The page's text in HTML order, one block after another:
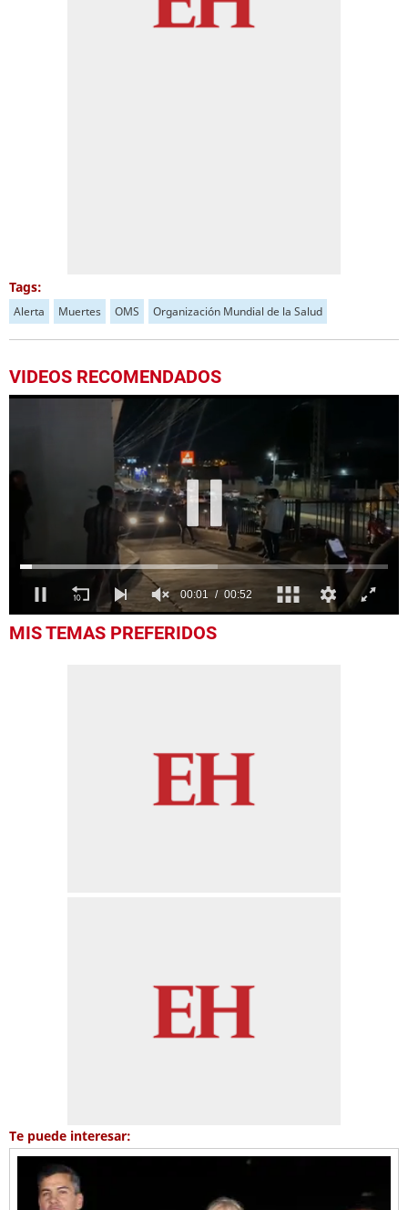
Tags:
Alerta Muertes OMS Organización Mundial de la Salud
VIDEOS RECOMENDADOS
seconds
MIS TEMAS PREFERIDOS
Te puede interesar: